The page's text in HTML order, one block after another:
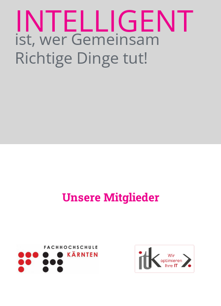
INTELLIGENT
ist, wer Gemeinsam
Richtige Dinge tut!
Unsere Mitglieder